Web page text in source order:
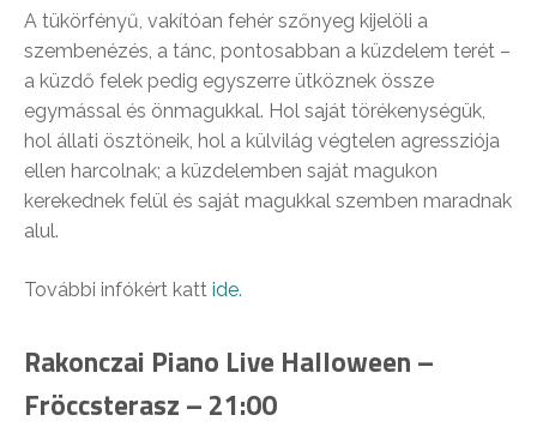
A tükörfényű, vakítóan fehér szőnyeg kijelöli a
szembenézés, a tánc, pontosabban a küzdelem terét –
a küzdő felek pedig egyszerre ütköznek össze
egymással és önmagukkal. Hol saját törékenységük,
hol állati ösztöneik, hol a külvilág végtelen agressziója
ellen harcolnak; a küzdelemben saját magukon
kerekednek felül és saját magukkal szemben maradnak
alul.
További infókért katt ide.
Rakonczai Piano Live Halloween –
Fröccsterasz – 21:00